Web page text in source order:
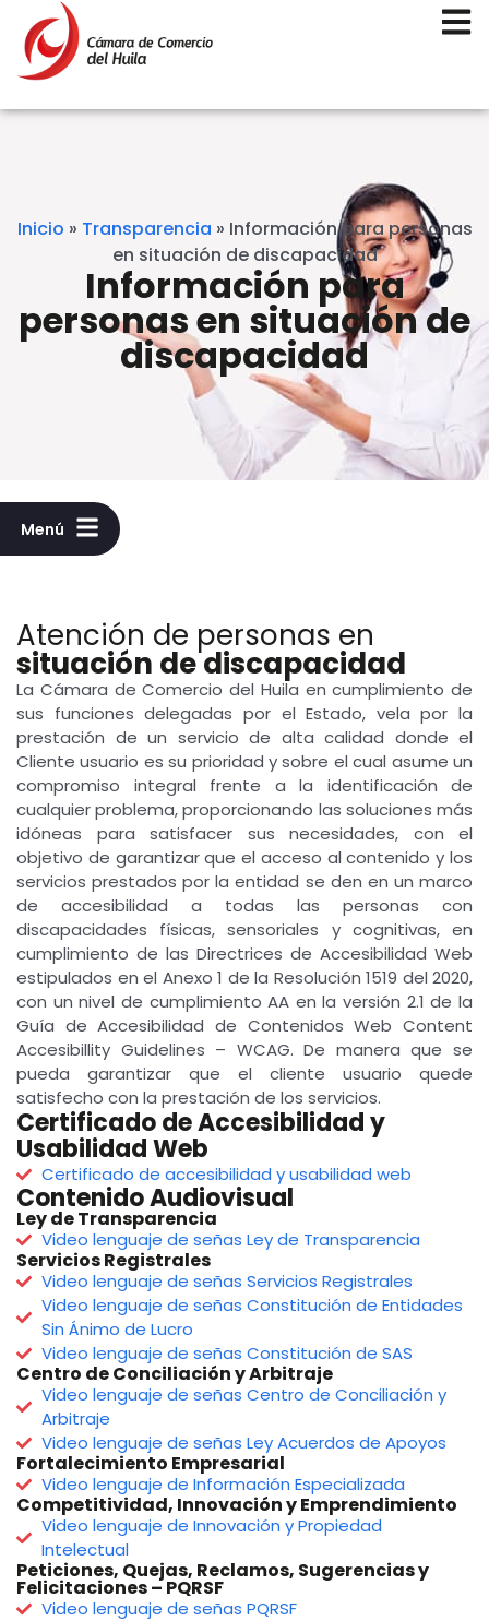
Inicio » Transparencia » Información para personas
en situación de discapacidad
Información para
personas en situación de
discapacidad
Menú
Atención de personas en
situación de discapacidad
La Cámara de Comercio del Huila en cumplimiento de
sus funciones delegadas por el Estado, vela por la
prestación de un servicio de alta calidad donde el
Cliente usuario es su prioridad y sobre el cual asume un
compromiso integral frente a la identificación de
cualquier problema, proporcionando las soluciones más
idóneas para satisfacer sus necesidades, con el
objetivo de garantizar que el acceso al contenido y los
servicios prestados por la entidad se den en un marco
de accesibilidad a todas las personas con
discapacidades físicas, sensoriales y cognitivas, en
cumplimiento de las Directrices de Accesibilidad Web
estipulados en el Anexo 1 de la Resolución 1519 del 2020,
con un nivel de cumplimiento AA en la versión 2.1 de la
Guía de Accesibilidad de Contenidos Web Content
Accesibillity Guidelines – WCAG. De manera que se
pueda garantizar que el cliente usuario quede
satisfecho con la prestación de los servicios.
Certificado de Accesibilidad y
Usabilidad Web
Certificado de accesibilidad y usabilidad web
Contenido Audiovisual
Ley de Transparencia
Video lenguaje de señas Ley de Transparencia
Servicios Registrales
Video lenguaje de señas Servicios Registrales
Video lenguaje de señas Constitución de Entidades
Sin Ánimo de Lucro
Video lenguaje de señas Constitución de SAS
Centro de Conciliación y Arbitraje
Video lenguaje de señas Centro de Conciliación y
Arbitraje
Video lenguaje de señas Ley Acuerdos de Apoyos
Fortalecimiento Empresarial
Video lenguaje de Información Especializada
Competitividad, Innovación y Emprendimiento
Video lenguaje de Innovación y Propiedad
Intelectual
Peticiones, Quejas, Reclamos, Sugerencias y
Felicitaciones – PQRSF
Video lenguaje de señas PQRSF